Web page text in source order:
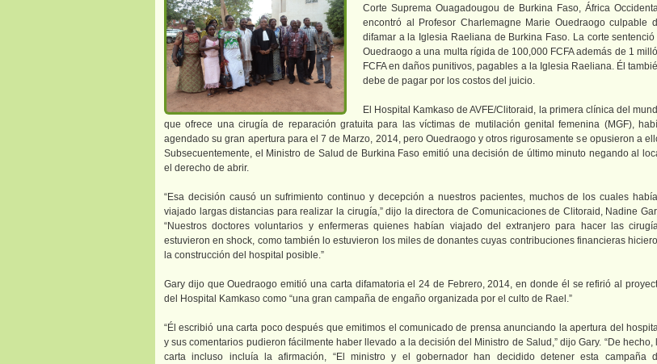
Corte Suprema Ouagadougou de Burkina Faso, África
encontró al Profesor Charlemagne Marie Ouedraogo culpable
difamar a la Iglesia Raeliana de Burkina Faso. La corte sentenció
Ouedraogo a una multa rígida de 100,000 FCFA además de 1
FCFA en daños punitivos, pagables a la Iglesia Raeliana. Él
debe de pagar por los costos del juicio.
El Hospital Kamkaso de AVFE/Clitoraid, la primera clínica del
que ofrece una cirugía de reparación gratuita para las víctimas de mutilación genital femenina (MGF),
agendado su gran apertura para el 7 de Marzo, 2014, pero Ouedraogo y otros rigurosamente se opusieron a
Subsecuentemente, el Ministro de Salud de Burkina Faso emitió una decisión de último minuto negando al
el derecho de abrir.
“Esa decisión causó un sufrimiento continuo y decepción a nuestros pacientes, muchos de los cuales
viajado largas distancias para realizar la cirugía,” dijo la directora de Comunicaciones de Clitoraid, Nadine
“Nuestros doctores voluntarios y enfermeras quienes habían viajado del extranjero para hacer las
estuvieron en shock, como también lo estuvieron los miles de donantes cuyas contribuciones financieras
la construcción del hospital posible.”
Gary dijo que Ouedraogo emitió una carta difamatoria el 24 de Febrero, 2014, en donde él se refirió al
del Hospital Kamkaso como “una gran campaña de engaño organizada por el culto de Rael.”
“Él escribió una carta poco después que emitimos el comunicado de prensa anunciando la apertura del
y sus comentarios pudieron fácilmente haber llevado a la decisión del Ministro de Salud,” dijo Gary. “De hecho,
carta incluso incluía la afirmación, “El ministro y el gobernador han decidido detener esta campaña